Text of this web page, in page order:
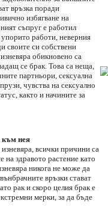
връзка поради
избягване на
съпруг е работил
упорито работи, неверния
своите си собствени
обикновено са
се брак. Това са неща,
партньори, сексуална
чувства на сексуално
както и начините за
към нея
всички причини са
на здравото растение като
никога не може да
връзки стават
рак и скоро целия брак е
мерки, за да бъде